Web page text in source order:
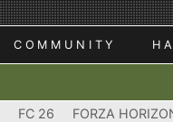
COMMUNITY
FC 26 FORZA